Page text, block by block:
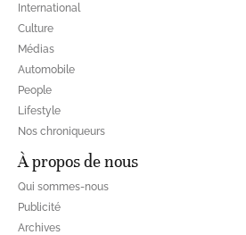
International
Culture
Médias
Automobile
People
Lifestyle
Nos chroniqueurs
À propos de nous
Qui sommes-nous
Publicité
Archives